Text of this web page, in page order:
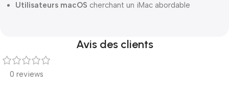
Utilisateurs macOS cherchant un iMac abordable
Avis des clients
0 reviews